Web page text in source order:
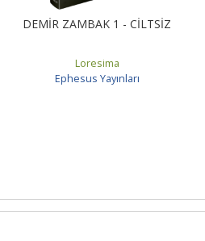
DEMİR ZAMBAK 1 - CİLTSİZ
Loresima
Ephesus Yayınları